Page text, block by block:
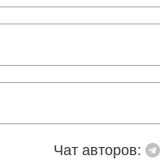
Чат авторов: